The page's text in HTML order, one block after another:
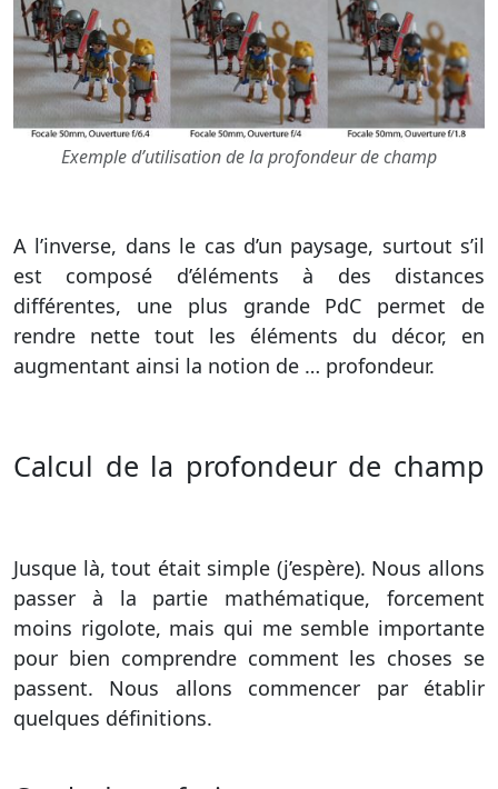
Exemple d’utilisation de la profondeur de champ
A l’inverse, dans le cas d’un paysage, surtout s’il
est composé d’éléments à des distances
différentes, une plus grande PdC permet de
rendre nette tout les éléments du décor, en
augmentant ainsi la notion de … profondeur.
Calcul de la profondeur de champ
Jusque là, tout était simple (j’espère). Nous allons
passer à la partie mathématique, forcement
moins rigolote, mais qui me semble importante
pour bien comprendre comment les choses se
passent. Nous allons commencer par établir
quelques définitions.